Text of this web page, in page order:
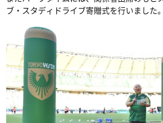
ブ・スタディドライブ寄贈式を行いました。